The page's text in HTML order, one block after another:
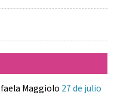
Maggiolo 27 de julio